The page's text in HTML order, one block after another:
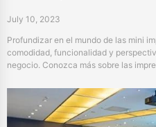
July 10, 2023
Profundizar en el mundo de las mini
comodidad, funcionalidad y
negocio. Conozca más sobre las
lugar.